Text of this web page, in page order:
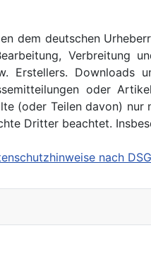
dem deutschen
Erstellers.
oder
(oder Teilen davon)
Dritter beachtet.
nach